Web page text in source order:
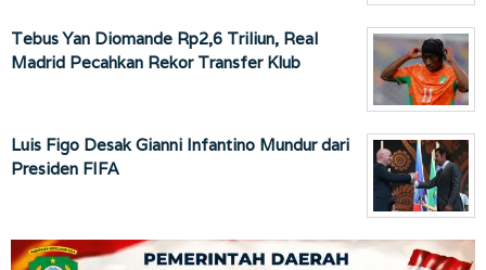
Tebus Yan Diomande Rp2,6 Triliun, Real
Madrid Pecahkan Rekor Transfer Klub
Luis Figo Desak Gianni Infantino Mundur dari
Presiden FIFA